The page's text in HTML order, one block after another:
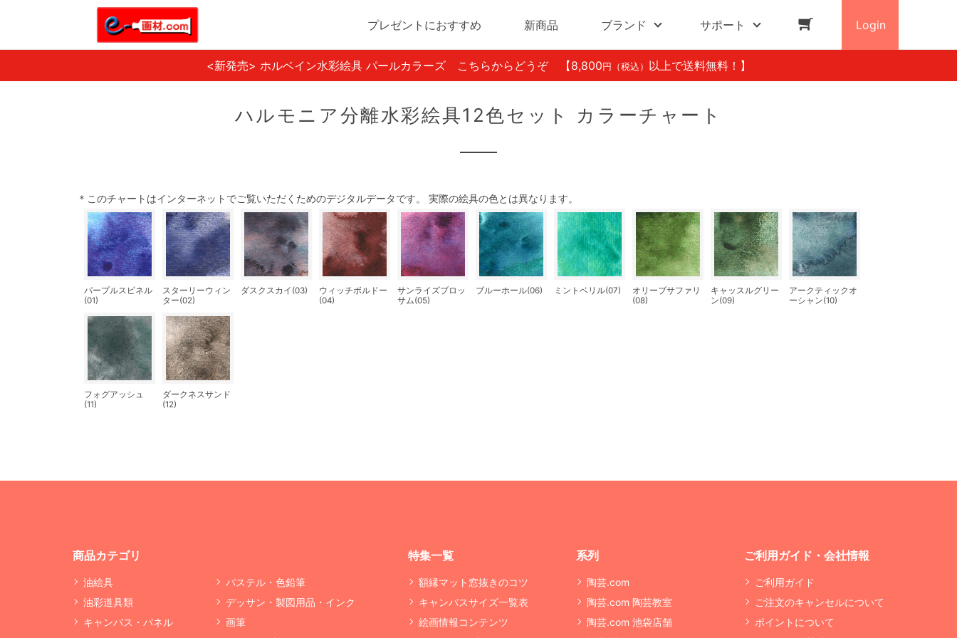
プレゼントにおすすめ 新商品 ブランド サポート Login
<新発売> ホルベイン水彩絵具 パールカラーズ こちらからどうぞ 【8,800 円（税込） 以上で送料無料！】
ハルモニア分離水彩絵具12色セット カラーチャート
＊このチャートはインターネットでご覧いただくためのデジタルデータです。 実際の絵具の色とは異なります。
パープルスピネル
(01)
スターリーウィン
ター(02)
ダスクスカイ(03)
ウィッチボルドー
(04)
サンライズブロッ
サム(05)
ブルーホール(06) ミントベリル(07)
オリーブサファリ
(08)
キャッスルグリー
ン(09)
アークティックオ
ーシャン(10)
フォグアッシュ
(11)
ダークネスサンド
(12)
商品カテゴリ
油絵具
油彩道具類
キャンバス・パネル
パステル・色鉛筆
デッサン・製図用品・インク
画筆
特集一覧
額縁マット窓抜きのコツ
キャンバスサイズ一覧表
絵画情報コンテンツ
系列
陶芸.com
陶芸.com 陶芸教室
陶芸.com 池袋店舗
ご利用ガイド・会社情報
ご利用ガイド
ご注文のキャンセルについて
ポイントについて